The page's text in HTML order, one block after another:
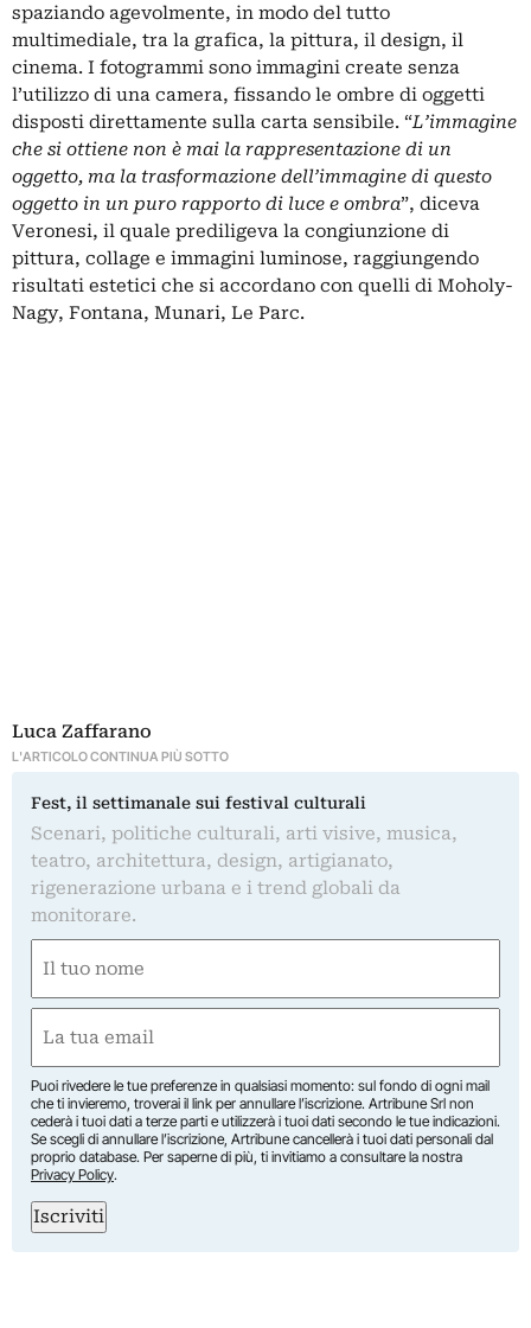
spaziando agevolmente, in modo del tutto
multimediale, tra la grafica, la pittura, il design, il
cinema. I fotogrammi sono immagini create senza
l’utilizzo di una camera, fissando le ombre di oggetti
disposti direttamente sulla carta sensibile. “L’immagine
che si ottiene non è mai la rappresentazione di un
oggetto, ma la trasformazione dell’immagine di questo
oggetto in un puro rapporto di luce e ombra”, diceva
Veronesi, il quale prediligeva la congiunzione di
pittura, collage e immagini luminose, raggiungendo
risultati estetici che si accordano con quelli di Moholy-
Nagy, Fontana, Munari, Le Parc.
Luca Zaffarano
L'ARTICOLO CONTINUA PIÙ SOTTO
Fest, il settimanale sui festival culturali
Scenari, politiche culturali, arti visive, musica,
teatro, architettura, design, artigianato,
rigenerazione urbana e i trend globali da
monitorare.
(Obbligatorio)
Nome
(Obbligatorio)
Puoi rivedere le tue preferenze in qualsiasi momento: sul fondo di ogni mail
che ti invieremo, troverai il link per annullare l’iscrizione. Artribune Srl non
cederà i tuoi dati a terze parti e utilizzerà i tuoi dati secondo le tue indicazioni.
Se scegli di annullare l’iscrizione, Artribune cancellerà i tuoi dati personali dal
proprio database. Per saperne di più, ti invitiamo a consultare la nostra
Privacy Policy.
Iscriviti